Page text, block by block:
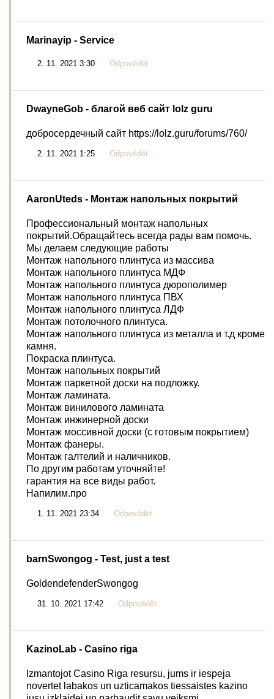
Marinayip - Service
2. 11. 2021 3:30 Odpovědět
DwayneGob - благой веб сайт lolz guru
добросердечный сайт https://lolz.guru/forums/760/
2. 11. 2021 1:25 Odpovědět
AaronUteds - Монтаж напольных покрытий
Профессиональный монтаж напольных
покрытий.Обращайтесь всегда рады вам помочь.
Мы делаем следующие работы
Монтаж напольного плинтуса из массива
Монтаж напольного плинтуса МДФ
Монтаж напольного плинтуса дюрополимер
Монтаж напольного плинтуса ПВХ
Монтаж напольного плинтуса ЛДФ
Монтаж потолочного плинтуса.
Монтаж напольного плинтуса из металла и т.д кроме
камня.
Покраска плинтуса.
Монтаж напольных покрытий
Монтаж паркетной доски на подложку.
Монтаж ламината.
Монтаж винилового ламината
Монтаж инжинерной доски
Монтаж моссивной доски (с готовым покрытием)
Монтаж фанеры.
Монтаж галтелий и наличников.
По другим работам уточняйте!
гарантия на все виды работ.
Напилим.про
1. 11. 2021 23:34 Odpovědět
barnSwongog - Test, just a test
GoldendefenderSwongog
31. 10. 2021 17:42 Odpovědět
KazinoLab - Casino riga
Izmantojot Casino Riga resursu, jums ir iespeja
novertet labakos un uzticamakos tiessaistes kazino